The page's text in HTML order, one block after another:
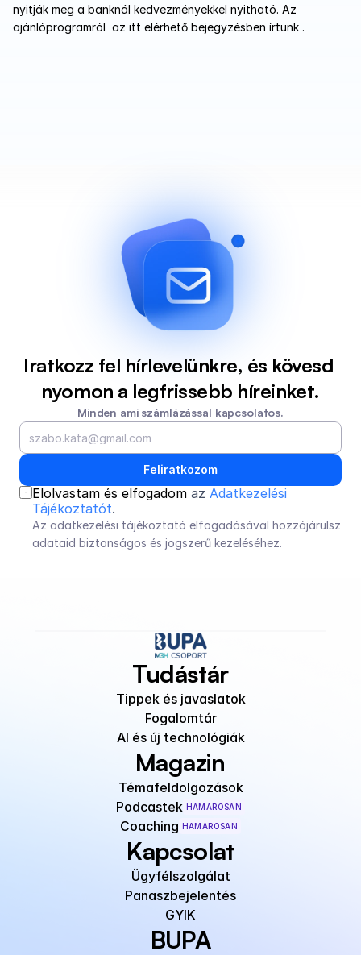
nyitják meg a banknál kedvezményekkel nyitható. Az
ajánlóprogramról  az itt elérhető bejegyzésben írtunk .
Iratkozz fel hírlevelünkre, és kövesd
nyomon a legfrissebb híreinket.
Minden ami számlázással kapcsolatos.
Feliratkozom
Elolvastam és elfogadom az Adatkezelési
Tájékoztatót.
Az adatkezelési tájékoztató elfogadásával hozzájárulsz
adataid biztonságos és jogszerű kezeléséhez.
Tudástár
Tippek és javaslatok
Fogalomtár
AI és új technológiák
Magazin
Témafeldolgozások
Podcastek HAMAROSAN
Coaching HAMAROSAN
Kapcsolat
Ügyfélszolgálat
Panaszbejelentés
GYIK
BUPA